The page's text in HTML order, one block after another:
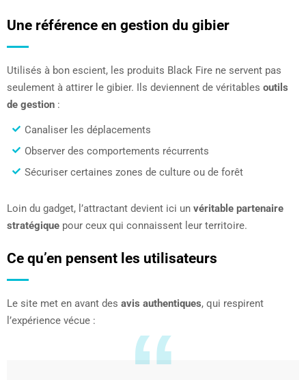
Une référence en gestion du gibier
Utilisés à bon escient, les produits Black Fire ne servent pas
seulement à attirer le gibier. Ils deviennent de véritables outils
de gestion :
Canaliser les déplacements
Observer des comportements récurrents
Sécuriser certaines zones de culture ou de forêt
Loin du gadget, l’attractant devient ici un véritable partenaire
stratégique pour ceux qui connaissent leur territoire.
Ce qu’en pensent les utilisateurs
Le site met en avant des avis authentiques, qui respirent
l’expérience vécue :